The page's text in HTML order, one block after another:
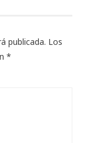
publicada. Los
*